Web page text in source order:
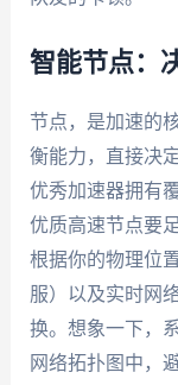
智能节点：
节点，是加速的
衡能力，直接决
优秀加速器拥有
优质高速节点要
根据你的物理位
服）以及实时网
换。想象一下，
网络拓扑图中，